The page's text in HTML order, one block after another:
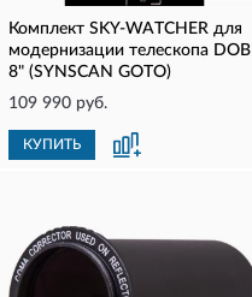
Комплект SKY-WATCHER для
модернизации телескопа DOB
8" (SYNSCAN GOTO)
109 990 руб.
КУПИТЬ